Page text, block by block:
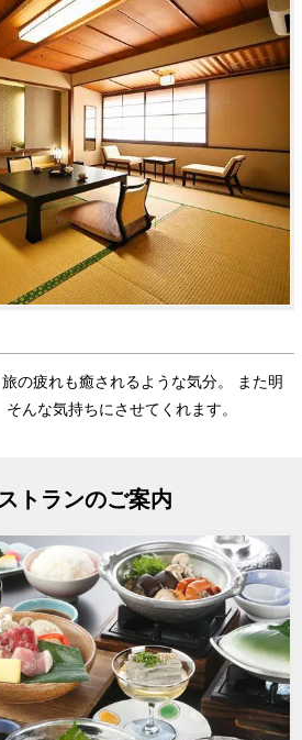
の疲れも癒されるような気分。 また明
んな気持ちにさせてくれます。
トランのご案内